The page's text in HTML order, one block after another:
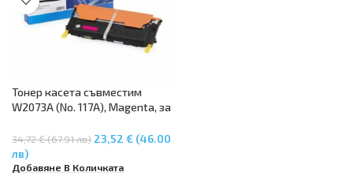
Тонер касета съвместим
W2073A (No. 117A), Magenta, за
Laser 150nw, HP Color Laser
MFP 178nw, HP Color Laser MFP
179fnw
34,72 € (67.91 лв) 23,52 € (46.00
лв)
Добавяне В Количката